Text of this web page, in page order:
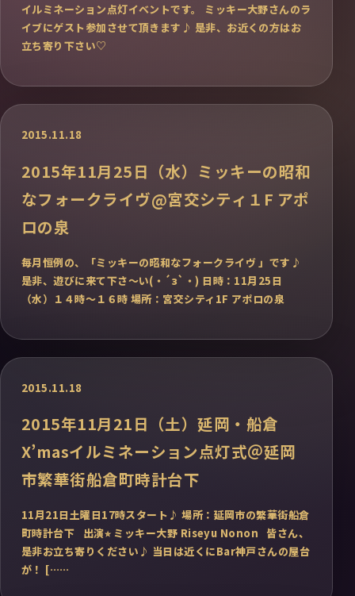
イルミネーション点灯イベントです。 ミッキー大野さんのラ
イブにゲスト参加させて頂きます♪ 是非、お近くの方はお
立ち寄り下さい♡
2015.11.18
2015年11月25日（水）ミッキーの昭和
なフォークライヴ@宮交シティ１F アポ
ロの泉
毎月恒例の、「ミッキーの昭和なフォークライヴ 」です♪
是非、遊びに来て下さ〜い(・´з`・) 日時：11月25日
（水）１４時〜１６時 場所：宮交シティ1F アポロの泉
2015.11.18
2015年11月21日（土）延岡・船倉
X’masイルミネーション点灯式＠延岡
市繁華街船倉町時計台下
11月21日土曜日17時スタート♪ 場所：延岡市の繁華街船倉
町時計台下 出演⭐︎ ミッキー大野 Riseyu Nonon 皆さん、
是非お立ち寄りください♪ 当日は近くにBar神戸さんの屋台
が！ [……